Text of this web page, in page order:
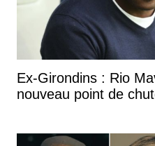
Ex-Girondins : Rio
nouveau point de